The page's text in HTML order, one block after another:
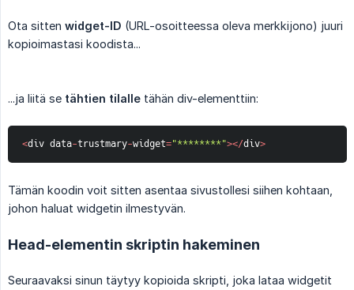
Ota sitten widget-ID (URL-osoitteessa oleva merkkijono) juuri
kopioimastasi koodista...
...ja liitä se tähtien tilalle tähän div-elementtiin:
<div data-trustmary-widget="********"></div>
Tämän koodin voit sitten asentaa sivustollesi siihen kohtaan,
johon haluat widgetin ilmestyvän.
Head-elementin skriptin hakeminen
Seuraavaksi sinun täytyy kopioida skripti, joka lataa widgetit